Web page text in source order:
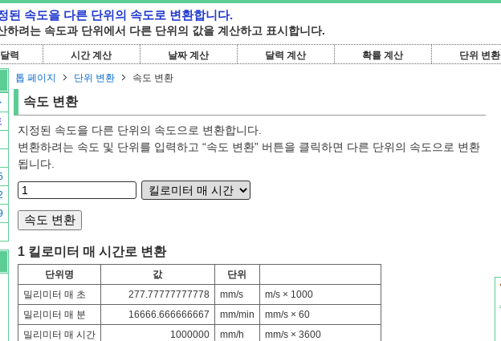
된 속도을 다른 단위의 속도로 변환합니다.
하려는 속도과 단위에서 다른 단위의 값을 계산하고 표시합니다.
력 시간 계산 날짜 계산 달력 계산 확률 계산 단위 변환
톱 페이지 단위 변환 속도 변환
속도 변환
지정된 속도을 다른 단위의 속도으로 변환합니다.
변환하려는 속도 및 단위를 입력하고 “속도 변환” 버튼을 클릭하면 다른 단위의 속도으로 변환
됩니다.
1 킬로미터 매 시간로 변환
단위명 값
단위
밀리미터 매 초
277.77777777778 mm/s
m/s × 1000
밀리미터 매 분
16666.666666667 mm/min
mm/s × 60
밀리미터 매 시간
1000000 mm/h
mm/s × 3600